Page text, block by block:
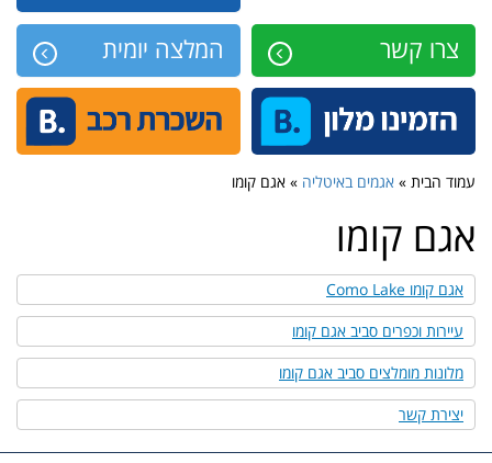
צרו קשר
המלצה יומית
עמוד הבית » אגמים באיטליה » אגם קומו
אגם קומו
אגם קומו Como Lake
עיירות וכפרים סביב אגם קומו
מלונות מומלצים סביב אגם קומו
יצירת קשר